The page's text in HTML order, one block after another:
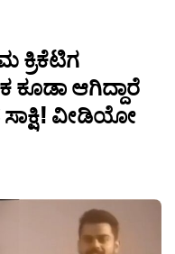
ಕ್ರಿಕೆಟಿಗ
ಆಗಿದ್ದಾರೆ
ವೀಡಿಯೋ